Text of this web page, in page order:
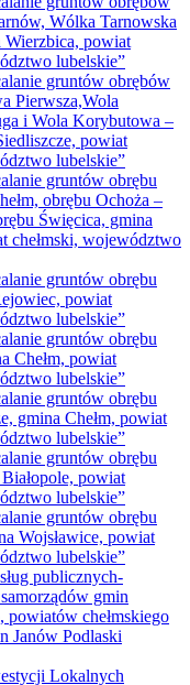
Wólka Tarnowska
powiat
lubelskie”
gruntów obrębów
Pierwsza,Wola
i Wola Korybutowa –
powiat
lubelskie”
gruntów obrębu
obrębu Ochoża –
Święcica, gmina
chełmski, województwo
gruntów obrębu
powiat
lubelskie”
gruntów obrębu
Chełm, powiat
lubelskie”
gruntów obrębu
gmina Chełm, powiat
lubelskie”
gruntów obrębu
powiat
lubelskie”
gruntów obrębu
Wojsławice, powiat
lubelskie”
publicznych-
gmin
powiatów chełmskiego
Janów Podlaski
Lokalnych